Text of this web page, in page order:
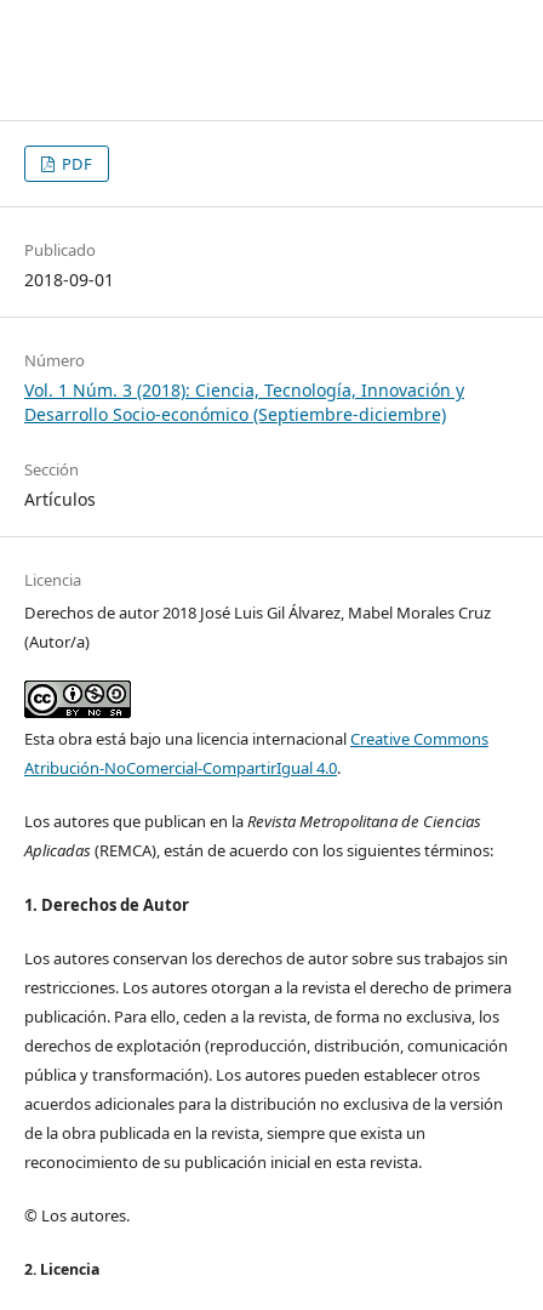
PDF
Publicado
2018-09-01
Número
Vol. 1 Núm. 3 (2018): Ciencia, Tecnología, Innovación y
Desarrollo Socio-económico (Septiembre-diciembre)
Sección
Artículos
Licencia
Derechos de autor 2018 José Luis Gil Álvarez, Mabel Morales Cruz
(Autor/a)
Esta obra está bajo una licencia internacionalCreative Commons
Atribución-NoComercial-CompartirIgual 4.0.
Los autores que publican en laRevista Metropolitana de Ciencias
Aplicadas(REMCA), están de acuerdo con los siguientes términos:
1. Derechos de Autor
Los autores conservan los derechos de autor sobre sus trabajos sin
restricciones. Los autores otorgan a la revista el derecho de primera
publicación. Para ello, ceden a la revista, de forma no exclusiva, los
derechos de explotación (reproducción, distribución, comunicación
pública y transformación). Los autores pueden establecer otros
acuerdos adicionales para la distribución no exclusiva de la versión
de la obra publicada en la revista, siempre que exista un
reconocimiento de su publicación inicial en esta revista.
© Los autores.
2. Licencia